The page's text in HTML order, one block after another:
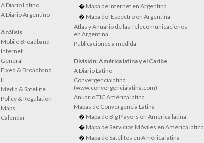
A Diario Latino
A Diario Argentino
Análisis
Mobile Broadband
Internet
General
Fixed & Broadband
IT
Media & Satellite
Policy & Regulation
Maps
Calendar
Mapa de Internet en Argentina
Mapa del Espectro en Argentina
Atlas y Anuario de las Telecomunicaciones
en Argentina
Publicaciones a medida
División: América latina y el Caribe
A Diario Latino
Convergencialatina
(www.convergencialatina.com)
Anuario TIC América latina
Mapas de Convergencia Latina
Mapa de Big Players en América latina
Mapa de Servicios Móviles en América latina
Mapa de Satélites en América latina